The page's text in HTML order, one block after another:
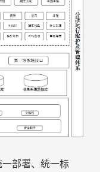
部署、统一标